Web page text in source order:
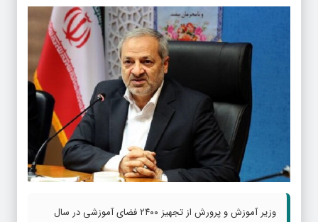
وزیر آموزش و پرورش از تجهیز ۲۴۰۰ فضای آموزشی در سال